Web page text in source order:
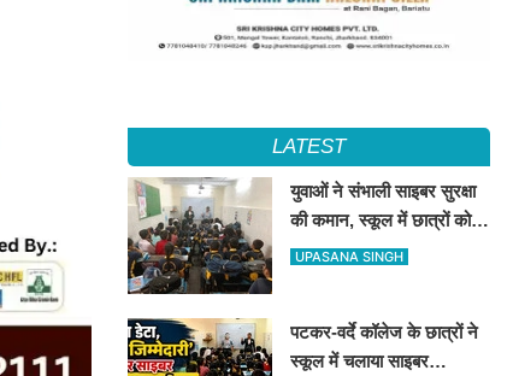
LATEST
युवाओं ने संभाली साइबर सुरक्षा
की कमान, स्कूल में छात्रों को
सिखाए ऑनलाइन फ्रॉड से
UPASANA SINGH
पटकर-वर्दे कॉलेज के छात्रों ने
स्कूल में चलाया साइबर